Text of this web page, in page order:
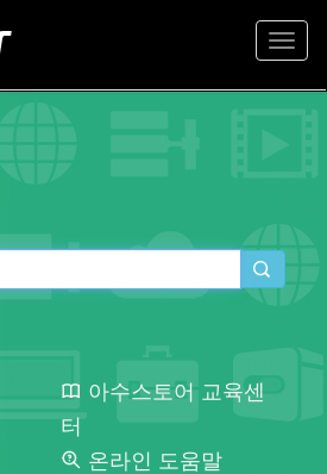
아수스토어 교육센
터
온라인 도움말